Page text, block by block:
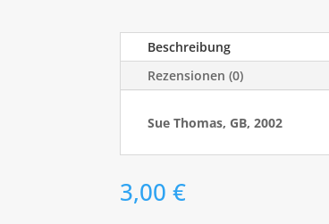
Beschreibung
Rezensionen (0)
Sue Thomas, GB, 2002
3,00€